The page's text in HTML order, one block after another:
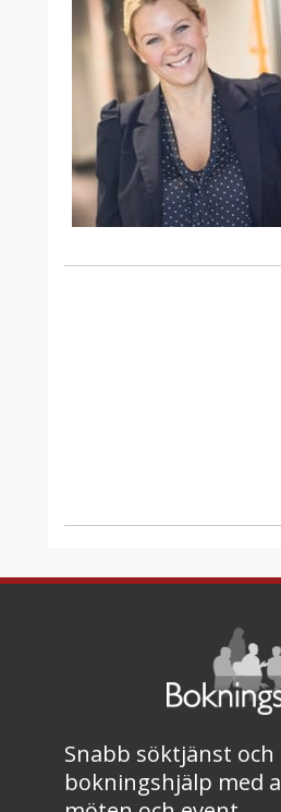
Snabb söktjänst
bokningshjälp med